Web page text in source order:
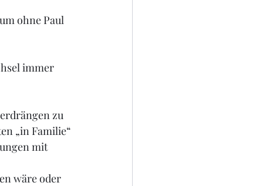
ohne Paul
immer
zu
„in Familie“
mit
wäre oder